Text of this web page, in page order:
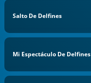
Salto De Delfines
Mi Espectáculo De Delfines